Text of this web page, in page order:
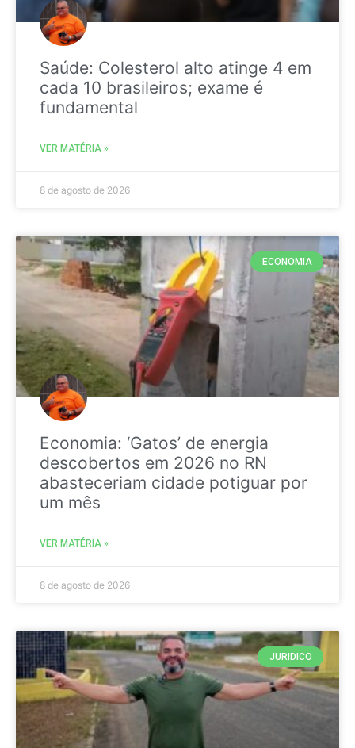
Saúde: Colesterol alto atinge 4 em
cada 10 brasileiros; exame é
fundamental
VER MATÉRIA »
8 de agosto de 2026
ECONOMIA
Economia: ‘Gatos’ de energia
descobertos em 2026 no RN
abasteceriam cidade potiguar por
um mês
VER MATÉRIA »
8 de agosto de 2026
JURIDICO